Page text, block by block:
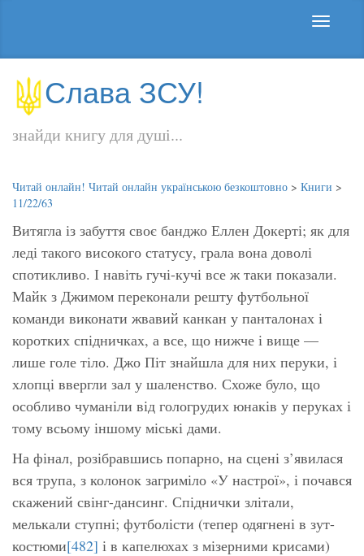
Слава ЗСУ!
знайди книгу для душі...
Читай онлайн! Читай онлайн українською безкоштовно > Книги >
11/22/63
Витягла із забуття своє банджо Еллен Докерті; як для
леді такого високого статусу, грала вона доволі
спотикливо. І навіть гучі-кучі все ж таки показали.
Майк з Джимом переконали решту футбольної
команди виконати жвавий канкан у панталонах і
коротких спідничках, а все, що нижче і вище —
лише голе тіло. Джо Піт знайшла для них перуки, і
хлопці ввергли зал у шаленство. Схоже було, що
особливо чуманіли від гологрудих юнаків у перуках і
тому всьому іншому міські дами.
На фінал, розібравшись попарно, на сцені з’явилася
вся трупа, з колонок загриміло «У настрої», і почався
скажений свінг-дансинг. Спіднички злітали,
мелькали ступні; футболісти (тепер одягнені в зут-
костюми[482] і в капелюхах з мізерними крисами)